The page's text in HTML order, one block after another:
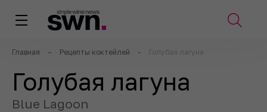
Главная – Рецепты коктейлей - Голубая лагуна
Голубая лагуна
Blue Lagoon